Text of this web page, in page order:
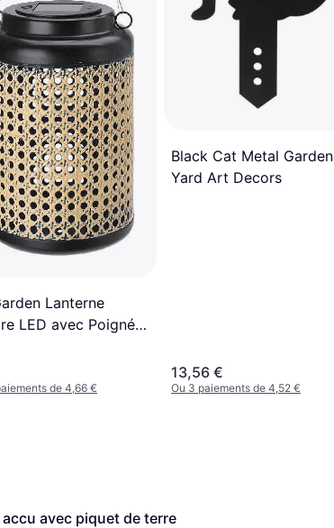
Lanterne
LED avec Poignée
de 4,66 €
Black Cat Metal Garden
Yard Art Decors
13,56 €
Ou 3 paiements de 4,52 €
avec piquet de terre